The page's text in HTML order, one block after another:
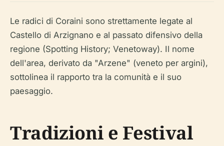
Le radici di Coraini sono strettamente legate al
Castello di Arzignano e al passato difensivo della
regione (Spotting History; Venetoway). Il nome
dell'area, derivato da "Arzene" (veneto per argini),
sottolinea il rapporto tra la comunità e il suo
paesaggio.
Tradizioni e Festival